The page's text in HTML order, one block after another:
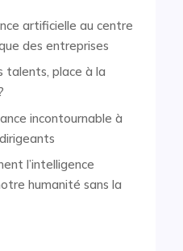
artificielle au centre
des entreprises
talents, place à la
incontournable à
l’intelligence
humanité sans la